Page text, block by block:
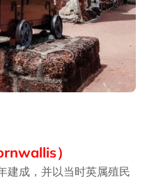
）
建成，并以当时英属殖民